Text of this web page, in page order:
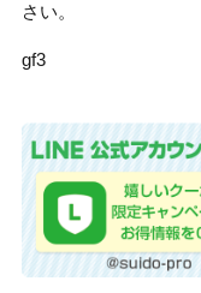
さい。
gf3